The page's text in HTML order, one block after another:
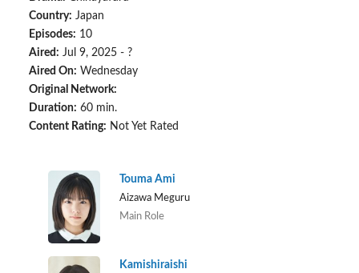
Country: Japan
Episodes: 10
Aired: Jul 9, 2025 - ?
Aired On: Wednesday
Original Network:
Duration: 60 min.
Content Rating: Not Yet Rated
Touma Ami
Aizawa Meguru
Main Role
Kamishiraishi